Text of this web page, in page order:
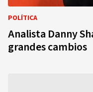
POLÍTICA
Analista Danny
grandes cambios